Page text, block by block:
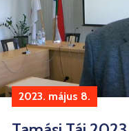
2023. május 8.